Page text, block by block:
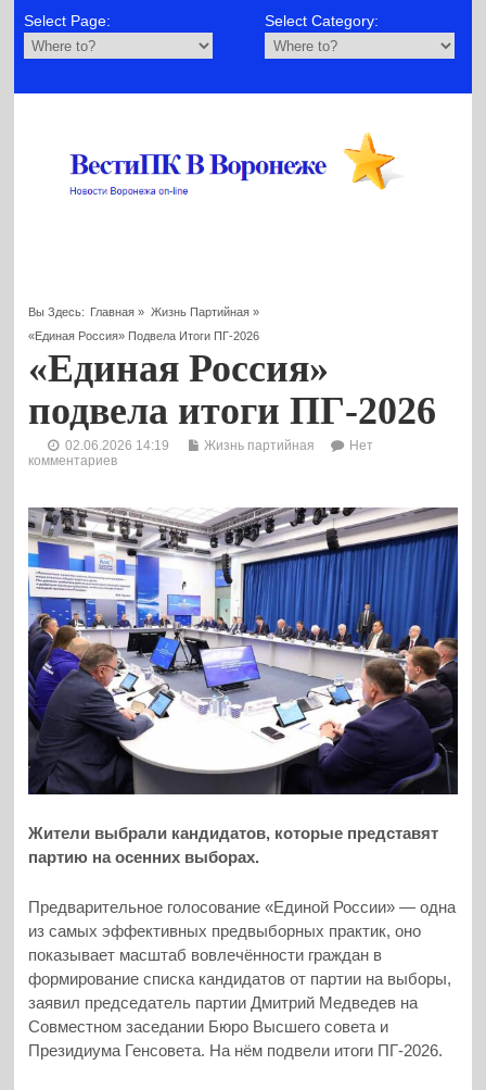
Select Page: Select Category:
Вы Здесь: Главная » Жизнь Партийная»
«Единая Россия» Подвела Итоги ПГ-2026
«Единая Россия»
подвела итоги ПГ-2026
02.06.2026 14:19 Жизнь партийная
Нет
комментариев
Жители выбрали кандидатов, которые представят
партию на осенних выборах.
Предварительное голосование «Единой России» — одна
из самых эффективных предвыборных практик, оно
показывает масштаб вовлечённости граждан в
формирование списка кандидатов от партии на выборы,
заявил председатель партии Дмитрий Медведев на
Совместном заседании Бюро Высшего совета и
Президиума Генсовета. На нём подвели итоги ПГ-2026.